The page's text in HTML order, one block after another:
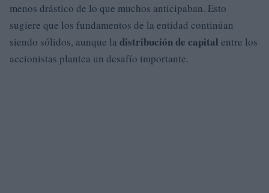
menos drástico de lo que muchos anticipaban. Esto
sugiere que los fundamentos de la entidad continúan
siendo sólidos, aunque la distribución de capital entre los
accionistas plantea un desafío importante.